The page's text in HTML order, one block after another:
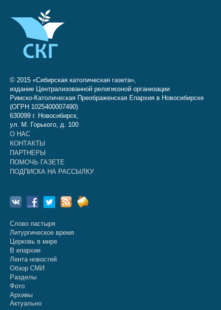
© 2015 «Сибирская католическая газета»,
издание Централизованной религиозной организации
Римско-Католическая Преображенская Епархия в Новосибирске
(ОГРН 1025400007490)
630099 г. Новосибирск,
ул. М. Горького, д. 100
О НАС
КОНТАКТЫ
ПАРТНЕРЫ
ПОМОЧЬ ГАЗЕТЕ
ПОДПИСКА НА РАССЫЛКУ
Слово пастыря
Литургическое время
Церковь в мире
В епархии
Лента новостей
Обзор СМИ
Разделы
Фото
Архивы
Актуально